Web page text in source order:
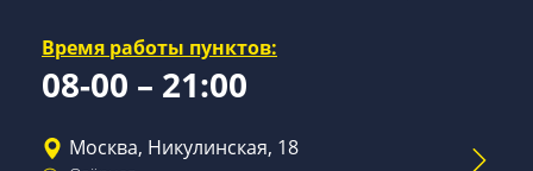
Время работы пунктов:
08-00 – 21:00
Москва, Никулинская, 18